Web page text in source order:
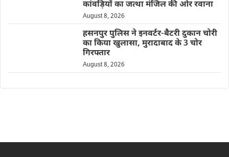
कांवड़ियों का जत्था मंजिल की ओर रवाना
August 8, 2026
हसनपुर पुलिस ने इनवर्टर-बैटरी दुकान चोरी
का किया खुलासा, मुरादाबाद के 3 चोर
गिरफ्तार
August 8, 2026